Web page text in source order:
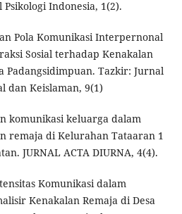
Indonesia, 1(2).
Pola Komunikasi Interpernonal
Sosial terhadap Kenakalan
Padangsidimpuan. Tazkir: Jurnal
dan Keislaman, 9(1)
komunikasi keluarga dalam
remaja di Kelurahan Tataaran 1
JURNAL ACTA DIURNA, 4(4).
Komunikasi dalam
Kenakalan Remaja di Desa